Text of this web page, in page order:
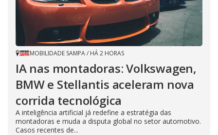
MOBILIDADE SAMPA/ HÁ 2 HORAS
IA nas montadoras: Volkswagen,
BMW e Stellantis aceleram nova
corrida tecnológica
A inteligência artificial já redefine a estratégia das
montadoras e muda a disputa global no setor automotivo.
Casos recentes de...